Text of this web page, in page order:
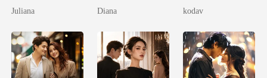
Kenikmatan
Juliana
Adalah
Diana kodav